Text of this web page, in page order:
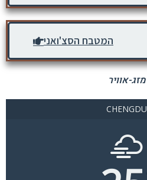
המטבח הסצ'ואני
מזג-אוויר
CHENGDU